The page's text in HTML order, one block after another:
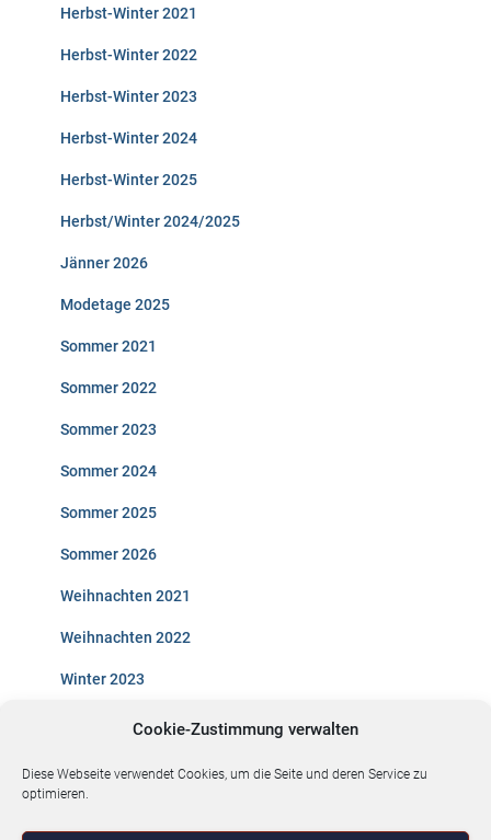
Cookie-Zustimmung verwalten
Diese Webseite verwendet Cookies, um die Seite und deren Service zu
optimieren.
Herbst-Winter 2021
Herbst-Winter 2022
Herbst-Winter 2023
Herbst-Winter 2024
Herbst-Winter 2025
Herbst/Winter 2024/2025
Jänner 2026
Modetage 2025
Sommer 2021
Sommer 2022
Sommer 2023
Sommer 2024
Sommer 2025
Sommer 2026
Weihnachten 2021
Weihnachten 2022
Winter 2023
Winter 2023/2024